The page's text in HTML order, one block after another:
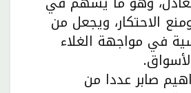
الاحتكار، ويجعل من
في مواجهة الغلاء
صابر عددا من